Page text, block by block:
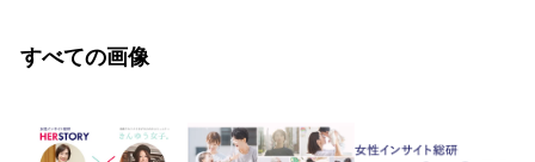
すべての画像